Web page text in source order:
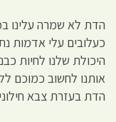
כעלובים עלי אדמות
היכולת שלנו לחיות
אותנו לחשוב כמוכם
הדת בעזרת צבא